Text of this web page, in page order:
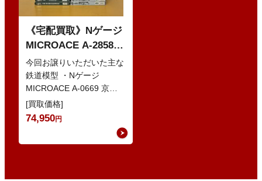
《宅配買取》Nゲージ
MICROACE A-2858
京阪8000系 新塗装 な
どの鉄道模型
今回お譲りいただいた主な
鉄道模型 ・Nゲージ
MICROACE A-0669 京阪
8030系 ・Nゲージ
GREENMAX 組立キ…
[買取価格]
74,950円